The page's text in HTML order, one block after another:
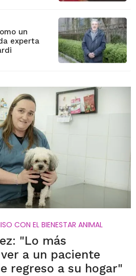
un
experta
CON EL BIENESTAR ANIMAL
"Lo más
a un paciente
regreso a su hogar"